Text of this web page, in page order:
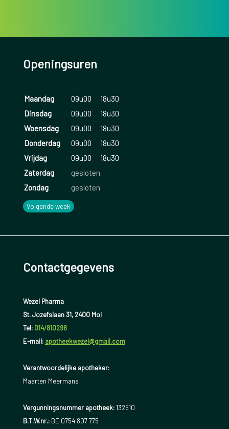
Openingsuren
Maandag 09u00
18u30
Dinsdag
09u00
18u30
Woensdag
09u00
18u30
Donderdag
09u00
18u30
Vrijdag
09u00
18u30
Zaterdag
gesloten
Zondag
gesloten
Volgende week
Contactgegevens
Wezel Pharma
St. Jozefslaan 31, 2400 Mol
Tel: 014/810298
E-mail: apotheekwezel@gmail.com
Verantwoordelijke apotheker:
Maarten Meermans
Vergunningsnummer apotheek:132510
B.T.W.nr.:BE 0754 807 775